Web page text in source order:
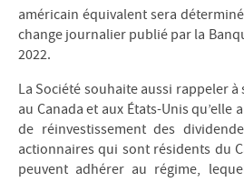
américain équivalent sera
change journalier publié par la
2022.
La Société souhaite aussi rappeler
au Canada et aux États-Unis qu’elle
de réinvestissement des
actionnaires qui sont résidents du
peuvent adhérer au régime,